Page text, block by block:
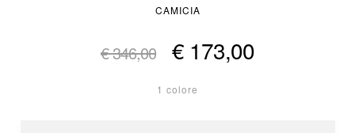
CAMICIA
€ 346,00 € 173,00
1 colore